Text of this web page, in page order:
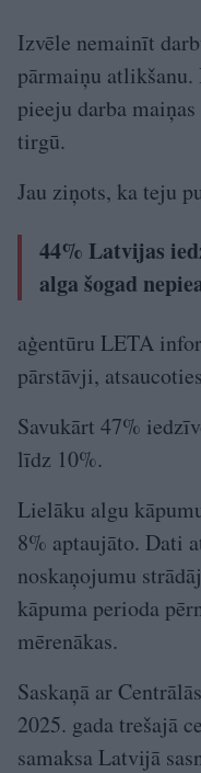
Izvēle nemainīt
pārmaiņu
pieeju darba
tirgū.
Jau ziņots, ka teju
44% Latvijas
alga šogad
aģentūru LETA
pārstāvji,
Savukārt 47%
līdz 10%.
Lielāku algu
8% aptaujāto. Dati
noskaņojumu
kāpuma perioda
mērenākas.
Saskaņā ar
2025. gada trešajā
samaksa Latvijā